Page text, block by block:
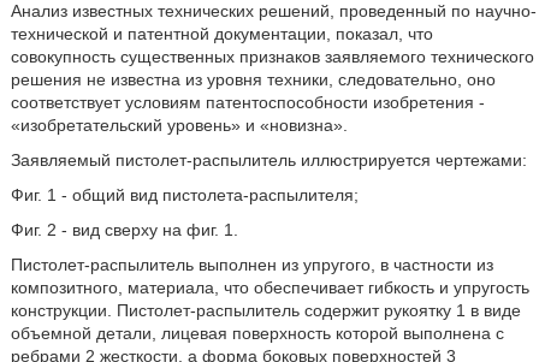
Анализ известных технических решений, проведенный по научно-
технической и патентной документации, показал, что
совокупность существенных признаков заявляемого технического
решения не известна из уровня техники, следовательно, оно
соответствует условиям патентоспособности изобретения -
«изобретательский уровень» и «новизна».
Заявляемый пистолет-распылитель иллюстрируется чертежами:
Фиг. 1 - общий вид пистолета-распылителя;
Фиг. 2 - вид сверху на фиг. 1.
Пистолет-распылитель выполнен из упругого, в частности из
композитного, материала, что обеспечивает гибкость и упругость
конструкции. Пистолет-распылитель содержит рукоятку 1 в виде
объемной детали, лицевая поверхность которой выполнена с
ребрами 2 жесткости, а форма боковых поверхностей 3